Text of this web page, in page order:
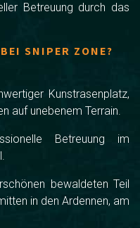
Betreuung durch das
SNIPER ZONE?
Kunstrasenplatz,
auf unebenem Terrain.
Betreuung im
bewaldeten Teil
in den Ardennen, am